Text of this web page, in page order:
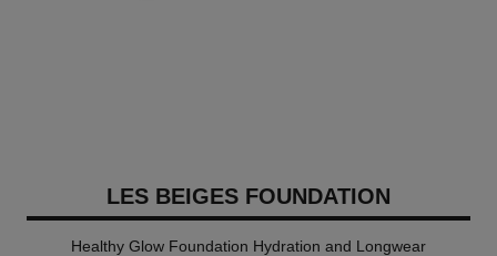
LES BEIGES FOUNDATION
Healthy Glow Foundation Hydration and Longwear